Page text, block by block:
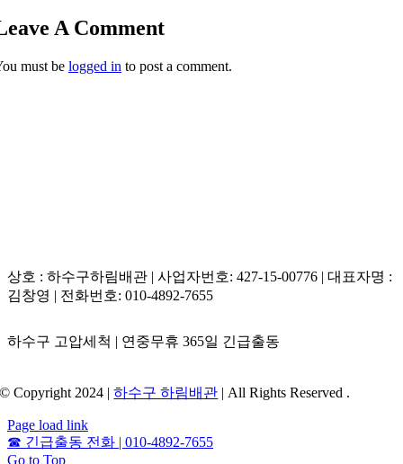
A Comment
must be logged in to post a comment.
상호 : 하수구하림배관 | 사업자번호: 427-15-00776 | 대표자명 :
김창영 | 전화번호: 010-4892-7655
하수구 고압세척 | 연중무휴 365일 긴급출동
© Copyright 2024 |하수구 하림배관 | All Rights Reserved .
Page load link
☎ 긴급출동 전화 | 010-4892-7655
Go to Top